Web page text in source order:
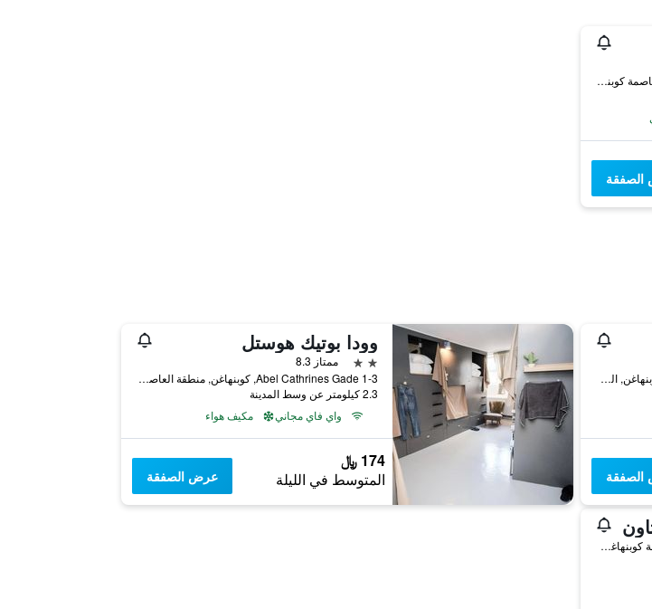
Hjørringgade 12 C, كوبنهاغن, منطقة العاصمة كوبنهاغن, الدانمارك
Nyhavn 63, كوبنهاغن, منطقة العاصمة كوبنهاغن, الدانمارك
وودا بوتيك هوستل
2 نجمتين
ممتاز 8.3
Abel Cathrines Gade 1-3, كوبنهاغن, منطقة العاصمة كوبنهاغن, الدانمارك
2.3 كيلومتر عن وسط المدينة
واي فاي مجاني
مكيف هواء
174 ﷼
المتوسط في الليلة عرض الصفقة
Vandkunsten 5, كوبنهاغن, منطقة العاصمة كوبنهاغن, الدانمارك